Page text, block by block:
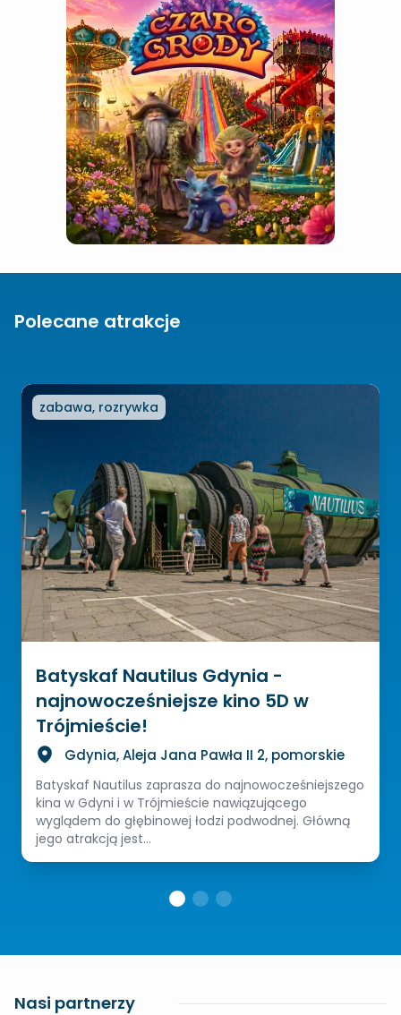
Polecane atrakcje
zabawa, rozrywka
Batyskaf Nautilus Gdynia -
najnowocześniejsze kino 5D w
Trójmieście!
Gdynia, Aleja Jana Pawła II 2, pomorskie
Batyskaf Nautilus zaprasza do najnowocześniejszego
kina w Gdyni i w Trójmieście nawiązującego
wyglądem do głębinowej łodzi podwodnej. Główną
jego atrakcją jest...
Nasi partnerzy